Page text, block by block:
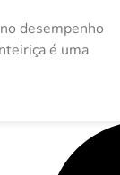
desempenho
é uma